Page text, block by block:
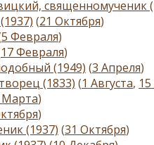
священномученик
(21 Октября)
5 Февраля)
17 Февраля)
(1949) (3 Апреля)
(1833) (1 Августа,
Марта)
)
(1937) (31 Октября)